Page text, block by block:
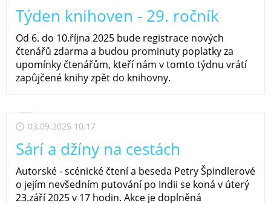
Týden knihoven - 29. ročník
Od 6. do 10.října 2025 bude registrace nových
čtenářů zdarma a budou prominuty poplatky za
upomínky čtenářům, kteří nám v tomto týdnu vrátí
zapůjčené knihy zpět do knihovny.
03.09.2025 10:17
Sárí a džíny na cestách
Autorské - scénické čtení a beseda Petry Špindlerové
o jejím nevšedním putování po Indii se koná v úterý
23.září 2025 v 17 hodin. Akce je doplněná